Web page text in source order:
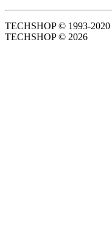
TECHSHOP © 1993-2020
TECHSHOP © 2026